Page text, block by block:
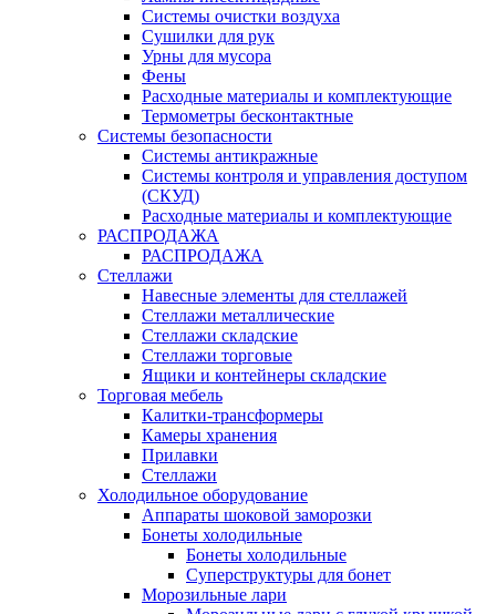
Системы очистки воздуха
Сушилки для рук
Урны для мусора
Фены
Расходные материалы и комплектующие
Термометры бесконтактные
Системы безопасности
Системы антикражные
Системы контроля и управления доступом
(СКУД)
Расходные материалы и комплектующие
РАСПРОДАЖА
РАСПРОДАЖА
Стеллажи
Навесные элементы для стеллажей
Стеллажи металлические
Стеллажи складские
Стеллажи торговые
Ящики и контейнеры складские
Торговая мебель
Калитки-трансформеры
Камеры хранения
Прилавки
Стеллажи
Холодильное оборудование
Аппараты шоковой заморозки
Бонеты холодильные
Бонеты холодильные
Суперструктуры для бонет
Морозильные лари